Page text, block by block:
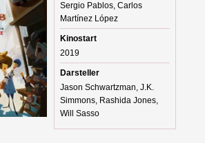
Sergio Pablos, Carlos
Martínez López
Kinostart
2019
Darsteller
Jason Schwartzman, J.K.
Simmons, Rashida Jones,
Will Sasso